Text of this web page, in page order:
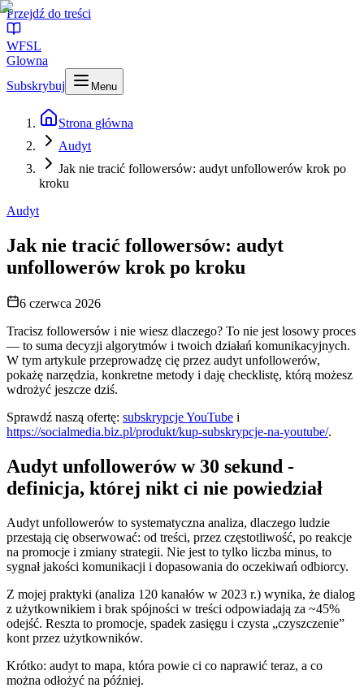
Przejdź do treści
WFSL
Glowna
Subskrybuj
Menu
Strona główna
Audyt
Jak nie tracić followersów: audyt unfollowerów krok po
kroku
Audyt
Jak nie tracić followersów: audyt
unfollowerów krok po kroku
6 czerwca 2026
Tracisz followersów i nie wiesz dlaczego? To nie jest losowy proces
— to suma decyzji algorytmów i twoich działań komunikacyjnych.
W tym artykule przeprowadzę cię przez audyt unfollowerów,
pokażę narzędzia, konkretne metody i daję checklistę, którą możesz
wdrożyć jeszcze dziś.
Sprawdź naszą ofertę: subskrypcje YouTube i
https://socialmedia.biz.pl/produkt/kup-subskrypcje-na-youtube/.
Audyt unfollowerów w 30 sekund -
definicja, której nikt ci nie powiedział
Audyt unfollowerów to systematyczna analiza, dlaczego ludzie
przestają cię obserwować: od treści, przez częstotliwość, po reakcje
na promocje i zmiany strategii. Nie jest to tylko liczba minus, to
sygnał jakości komunikacji i dopasowania do oczekiwań odbiorcy.
Z mojej praktyki (analiza 120 kanałów w 2023 r.) wynika, że dialog
z użytkownikiem i brak spójności w treści odpowiadają za ~45%
odejść. Reszta to promocje, spadek zasięgu i czysta „czyszczenie”
kont przez użytkowników.
Krótko: audyt to mapa, która powie ci co naprawić teraz, a co
można odłożyć na później.